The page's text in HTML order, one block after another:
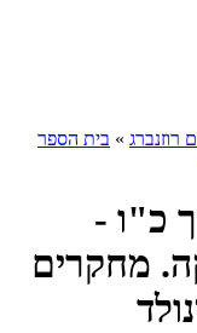
רוזנברג » בית הספר
כ"ו -
מחקרים